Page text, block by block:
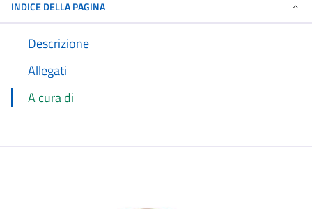
INDICE DELLA PAGINA
Descrizione
Allegati
A cura di